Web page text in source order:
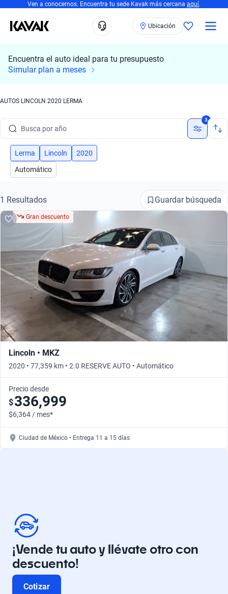
Ven a conocernos. Encuentra tu sede Kavak más cercana aquí.
Ubicación
Encuentra el auto ideal para tu presupuesto
Simular plan a meses
AUTOS LINCOLN 2020 LERMA
Busca por marca
Busca por año
Busca por marca
Busca por modelo
Busca por versión
Busca por año
3
Lerma Lincoln
2020
Automático
1 Resultados Guardar búsqueda
Gran descuento
Lincoln • MKZ
2020 • 77,359 km • 2.0 RESERVE AUTO • Automático
Precio desde
$336,999
$6,364 / mes*
Ciudad de México • Entrega 11 a 15 días
¡Vende tu auto y llévate otro con
descuento!
Cotizar